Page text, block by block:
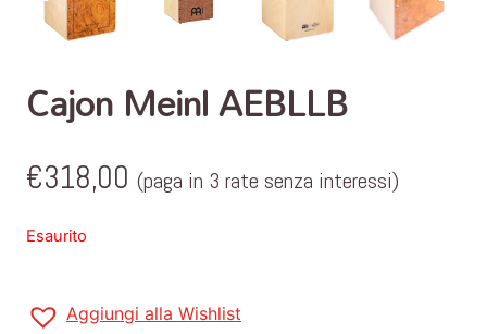
Cajon Meinl AEBLLB
€318,00 (paga in 3 rate senza interessi)
Esaurito
Aggiungi alla Wishlist